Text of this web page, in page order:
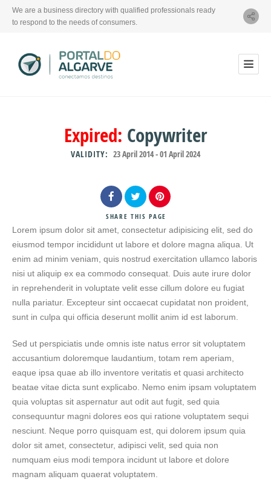
We are a business directory with qualified professionals ready
to respond to the needs of consumers.
Expired: Copywriter
VALIDITY: 23 April 2014-01 April 2024
SHARE THIS PAGE
Lorem ipsum dolor sit amet, consectetur adipisicing elit, sed do
eiusmod tempor incididunt ut labore et dolore magna aliqua. Ut
enim ad minim veniam, quis nostrud exercitation ullamco laboris
nisi ut aliquip ex ea commodo consequat. Duis aute irure dolor
in reprehenderit in voluptate velit esse cillum dolore eu fugiat
nulla pariatur. Excepteur sint occaecat cupidatat non proident,
sunt in culpa qui officia deserunt mollit anim id est laborum.
Sed ut perspiciatis unde omnis iste natus error sit voluptatem
accusantium doloremque laudantium, totam rem aperiam,
eaque ipsa quae ab illo inventore veritatis et quasi architecto
beatae vitae dicta sunt explicabo. Nemo enim ipsam voluptatem
quia voluptas sit aspernatur aut odit aut fugit, sed quia
consequuntur magni dolores eos qui ratione voluptatem sequi
nesciunt. Neque porro quisquam est, qui dolorem ipsum quia
dolor sit amet, consectetur, adipisci velit, sed quia non
numquam eius modi tempora incidunt ut labore et dolore
magnam aliquam quaerat voluptatem.